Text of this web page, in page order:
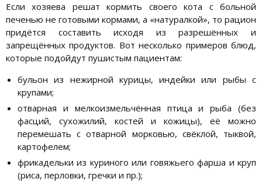
Если хозяева решат кормить своего кота с больной
печенью не готовыми кормами, а «натуралкой», то рацион
придётся составить исходя из разрешённых и
запрещённых продуктов. Вот несколько примеров блюд,
которые подойдут пушистым пациентам:
бульон из нежирной курицы, индейки или рыбы с
крупами;
отварная и мелкоизмельчённая птица и рыба (без
фасций, сухожилий, костей и кожицы), её можно
перемешать с отварной морковью, свёклой, тыквой,
картофелем;
фрикадельки из куриного или говяжьего фарша и круп
(риса, перловки, гречки и пр.);